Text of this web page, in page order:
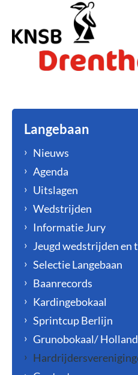
Langebaan
Nieuws
Agenda
Uitslagen
Wedstrijden
Informatie Jury
Jeugd wedstrijden en
Selectie Langebaan
Baanrecords
Kardingebokaal
Sprintcup Berlijn
Grunobokaal/